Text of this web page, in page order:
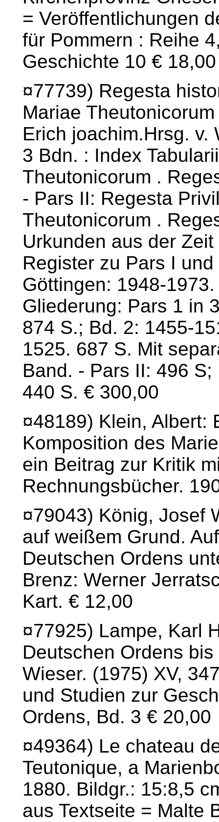
= Veröffentlichungen
für Pommern : Reihe
Geschichte 10 € 18,00
¤77739) Regesta
Mariae
Erich joachim.Hrsg. v.
3 Bdn. : Index
Theutonicorum .
- Pars II: Regesta
Theutonicorum .
Urkunden aus der
Register zu Pars I
Göttingen: 1948-
Gliederung: Pars 1 in
874 S.; Bd. 2: 1455-
1525. 687 S. Mit
Band. - Pars II: 496
440 S. € 300,00
¤48189) Klein, Albert:
Komposition des
ein Beitrag zur Kritik
Rechnungsbücher.
¤79043) König, Josef
auf weißem Grund.
Deutschen Ordens
Brenz: Werner
Kart. € 12,00
¤77925) Lampe, Karl
Deutschen Ordens
Wieser. (1975) XV,
und Studien zur
Ordens, Bd. 3 € 20,00
¤49364) Le chateau
Teutonique, a
1880. Bildgr.: 15:8,5
aus Textseite = Malte